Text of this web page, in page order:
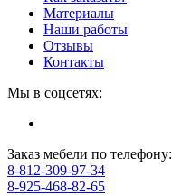
Материалы
Наши работы
Отзывы
Контакты
Мы в соцсетях:
Заказ мебели по телефону:
8-812-309-97-34
8-925-468-82-65